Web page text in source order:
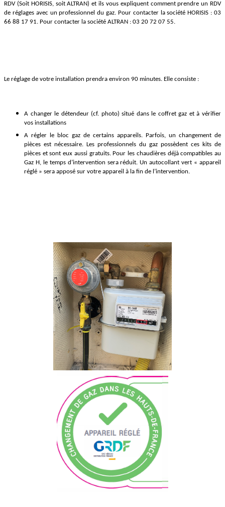
RDV (Soit HORISIS, soit ALTRAN) et ils vous expliquent comment prendre un RDV
de réglages avec un professionnel du gaz. Pour contacter la société HORISIS : 03
66 88 17 91. Pour contacter la société ALTRAN : 03 20 72 07 55.
Le réglage de votre installation prendra environ 90 minutes. Elle consiste :
A changer le détendeur (cf. photo) situé dans le coffret gaz et à vérifier
vos installations
A régler le bloc gaz de certains appareils. Parfois, un changement de
pièces est nécessaire. Les professionnels du gaz possèdent ces kits de
pièces et sont eux aussi gratuits. Pour les chaudières déjà compatibles au
Gaz H, le temps d’intervention sera réduit. Un autocollant vert « appareil
réglé » sera apposé sur votre appareil à la fin de l’intervention.